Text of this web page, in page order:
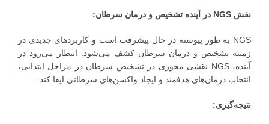
نقش NGS در آینده تشخیص و درمان سرطان:
NGS به طور پیوسته در حال پیشرفت است و کاربردهای جدیدی در
زمینه تشخیص و درمان سرطان کشف می‌شود. انتظار می‌رود در
آینده، NGS نقشی محوری در تشخیص سرطان در مراحل ابتدایی،
انتخاب درمان‌های هدفمند و ایجاد واکسن‌های سرطانی ایفا کند.
نتیجه‌گیری: